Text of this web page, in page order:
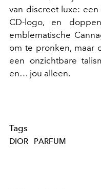
van discreet luxe:
CD-logo, en
emblematische
om te pronken, maar
een onzichtbare
en… jou alleen.
Tags
DIOR PARFUM